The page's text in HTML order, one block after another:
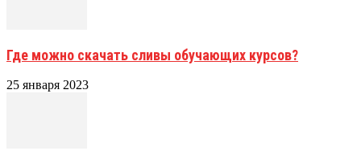
Где можно скачать сливы обучающих курсов?
25 января 2023